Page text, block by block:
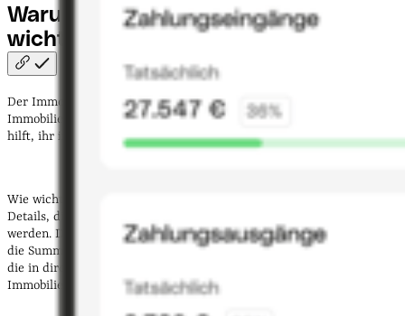
Warum ist der Immobilien-Cashflow
wichtig?
Der Immobilien-Cashflow ist so wichtig, weil erInvestor:innen
Immobilienbranche, die etwa eine Immobilie kaufen möchten, dabei
hilft, ihr individuelles Risiko einzuschätzen.
Wie wichtig diese Kennzahl ist, zeigt unter anderem ein Blick auf die
Details, die bei der Berechnung des Cashflows für Immobilien wichtig
werden. Die Formel berücksichtigt die Einnahmen aus Mieten und
die Summen, die für laufende Aufwendungen und Ausgaben anfallen,
die in direktem Zusammenhang mit der Bewirtschaftung einer
Immobilie stehen.